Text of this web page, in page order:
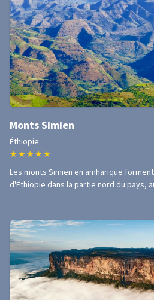
Monts Simien
Éthiopie
★ ★ ★ ★ ★
Les monts Simien en amharique
d'Éthiopie dans la partie nord du pays,